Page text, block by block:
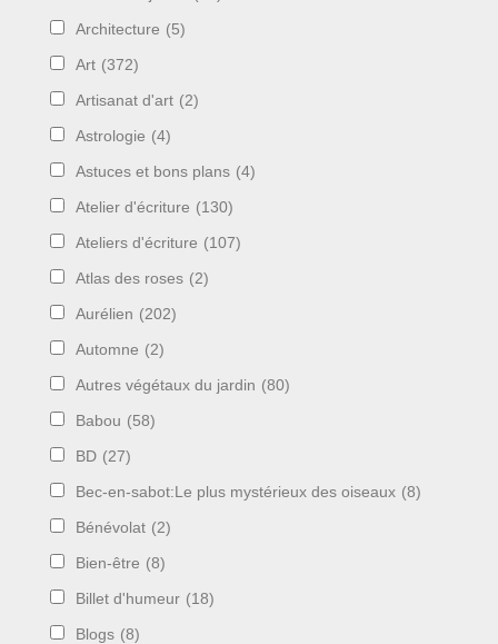
Architecture (5)
Art (372)
Artisanat d'art (2)
Astrologie (4)
Astuces et bons plans (4)
Atelier d'écriture (130)
Ateliers d'écriture (107)
Atlas des roses (2)
Aurélien (202)
Automne (2)
Autres végétaux du jardin (80)
Babou (58)
BD (27)
Bec-en-sabot:Le plus mystérieux des oiseaux (8)
Bénévolat (2)
Bien-être (8)
Billet d'humeur (18)
Blogs (8)